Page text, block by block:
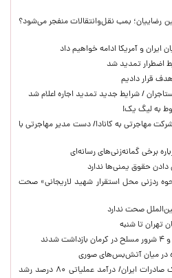
رضاییان؛ بمب نقل‌وانتقالات منفجر می‌شود؟
ایران و آمریکا ادامه خواهیم داد
اضطرار تمدید شد
قرار دادیم
/ شرایط جدید تمدید اجاره اعلام شد
به لیگ یک!
مهاجرتی به کانادا/ دست مدیر مهاجرتی با
برخی گمانه‌زنی‌های رسانه‌ای
دادن حقوق یمنی‌ها ندارد
ردزنی محل استقرار شهید لاریجانی» صحت
تهران تا شنبه
در میان آتش‌بس‌های صوری
تغییر مثبت در عملکرد مالی بانک صادرات ایران/ درآمد عملیاتی ۸۰ درصد رشد